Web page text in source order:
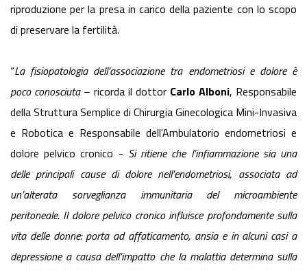
riproduzione per la presa in carico della paziente con lo scopo
di preservare la fertilità.
“La fisiopatologia dell’associazione tra endometriosi e dolore è
poco conosciuta– ricorda il dottor Carlo Alboni, Responsabile
della Struttura Semplice di Chirurgia Ginecologica Mini-Invasiva
e Robotica e Responsabile dell'Ambulatorio endometriosi e
dolore pelvico cronico - Si ritiene che l’infiammazione sia una
delle principali cause di dolore nell’endometriosi, associata ad
un’alterata sorveglianza immunitaria del microambiente
peritoneale. Il dolore pelvico cronico influisce profondamente sulla
vita delle donne: porta ad affaticamento, ansia e in alcuni casi a
depressione a causa dell’impatto che la malattia determina sulla